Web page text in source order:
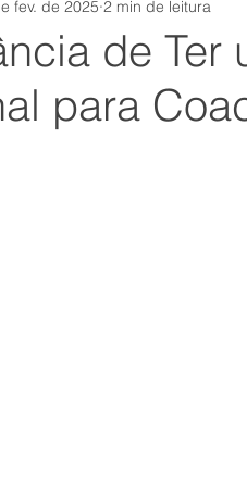
Equipe
covid autoconsciência
de Ter
para
fev. de 2025 2 min de leitura